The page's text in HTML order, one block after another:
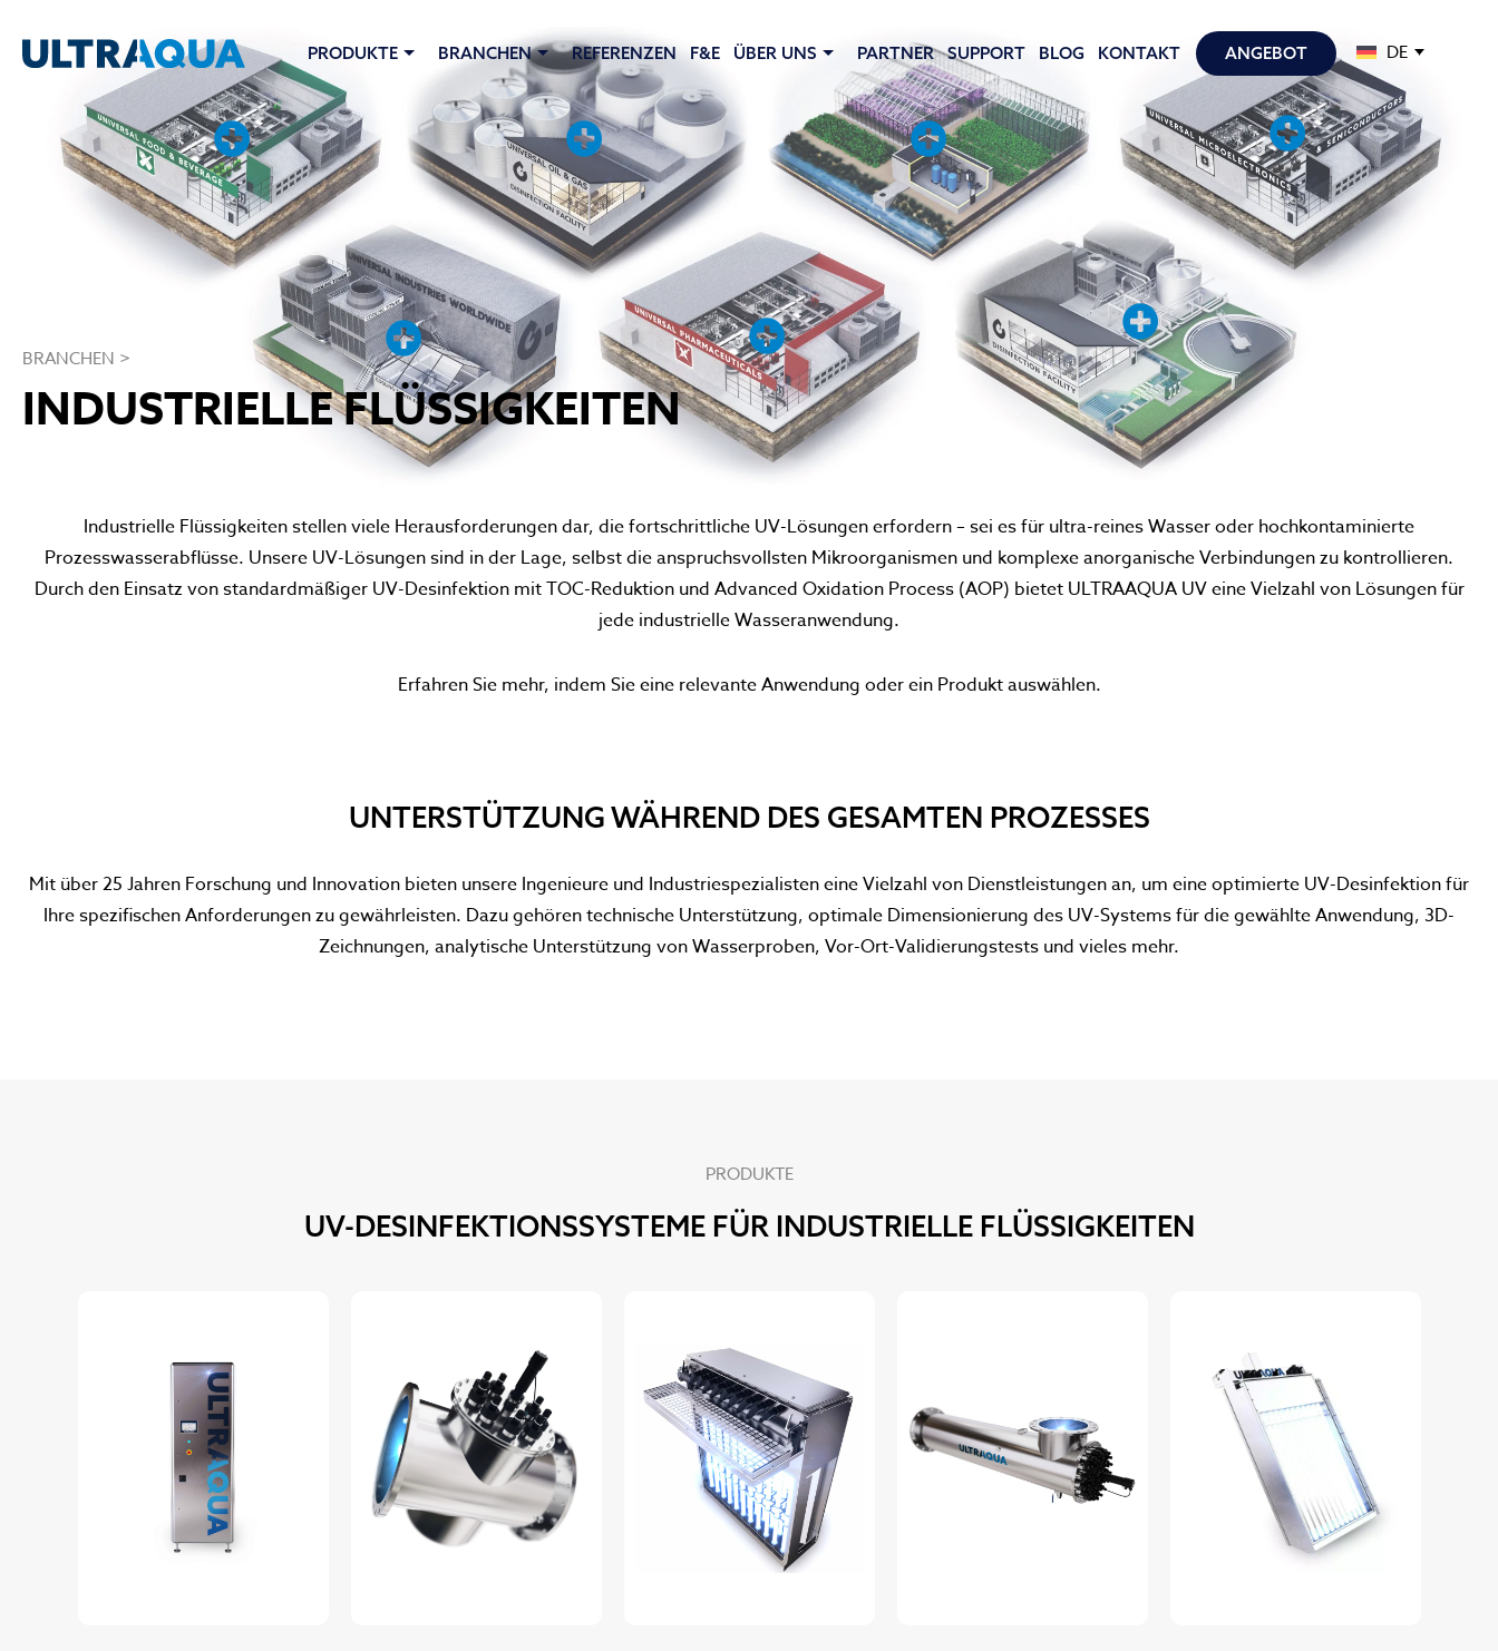
PRODUKTE BRANCHEN REFERENZEN F&E ÜBER UNS PARTNER SUPPORT BLOG KONTAKT ANGEBOT DE
BRANCHEN >
INDUSTRIELLE FLÜSSIGKEITEN
Industrielle Flüssigkeiten stellen viele Herausforderungen dar, die fortschrittliche UV-Lösungen erfordern – sei es für ultra-reines Wasser oder hochkontaminierte
Prozesswasserabflüsse. Unsere UV-Lösungen sind in der Lage, selbst die anspruchsvollsten Mikroorganismen und komplexe anorganische Verbindungen zu kontrollieren.
Durch den Einsatz von standardmäßiger UV-Desinfektion mit TOC-Reduktion und Advanced Oxidation Process (AOP) bietet ULTRAAQUA UV eine Vielzahl von Lösungen für
jede industrielle Wasseranwendung.
Erfahren Sie mehr, indem Sie eine relevante Anwendung oder ein Produkt auswählen.
UNTERSTÜTZUNG WÄHREND DES GESAMTEN PROZESSES
Mit über 25 Jahren Forschung und Innovation bieten unsere Ingenieure und Industriespezialisten eine Vielzahl von Dienstleistungen an, um eine optimierte UV-Desinfektion für
Ihre spezifischen Anforderungen zu gewährleisten. Dazu gehören technische Unterstützung, optimale Dimensionierung des UV-Systems für die gewählte Anwendung, 3D-
Zeichnungen, analytische Unterstützung von Wasserproben, Vor-Ort-Validierungstests und vieles mehr.
PRODUKTE
UV-DESINFEKTIONSSYSTEME FÜR INDUSTRIELLE FLÜSSIGKEITEN